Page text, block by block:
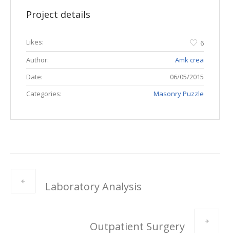
Project details
Likes:
6
Author:
Amk crea
Date:
06/05/2015
Categories:
Masonry Puzzle
Laboratory Analysis
Outpatient Surgery